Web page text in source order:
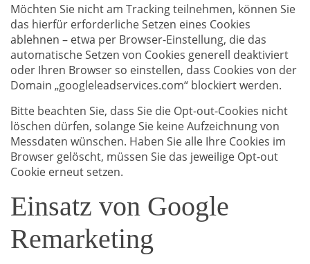
Möchten Sie nicht am Tracking teilnehmen, können Sie
das hierfür erforderliche Setzen eines Cookies
ablehnen – etwa per Browser-Einstellung, die das
automatische Setzen von Cookies generell deaktiviert
oder Ihren Browser so einstellen, dass Cookies von der
Domain „googleleadservices.com“ blockiert werden.
Bitte beachten Sie, dass Sie die Opt-out-Cookies nicht
löschen dürfen, solange Sie keine Aufzeichnung von
Messdaten wünschen. Haben Sie alle Ihre Cookies im
Browser gelöscht, müssen Sie das jeweilige Opt-out
Cookie erneut setzen.
Einsatz von Google
Remarketing